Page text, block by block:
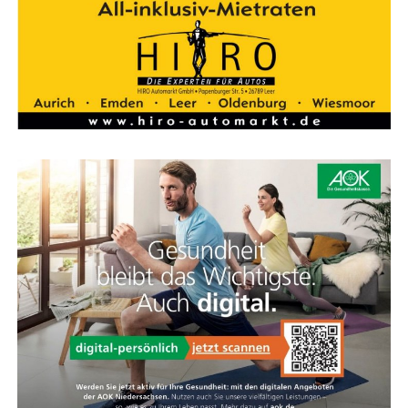
bes­ser schützt und die Optik verbessert.
KOGA Feder­ga­bel
Kom­fort und Sport­lich­keit vereint
bel und viel leich­ter als eine Stan­dard-Feder­ga­bel. Die­se
Feder­ein­heit spricht nur bei Bedarf an und bie­tet
zusätz­li­chen Kom­fort für Hand­ge­len­ke und Schul­tern,
ohne das direk­te Fahr­ge­fühl zu verlieren.
Flie­sen Bor­chers – Ihr Exper­te für Flie­sen im Ems­
land. Hoch­wer­tig, güns­tig und immer nah bei Ihnen.